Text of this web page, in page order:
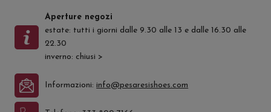
Aperture negozi
estate: tutti i giorni dalle 9.30 alle 13 e dalle 16.30 alle
22.30
inverno: chiusi >
Informazioni:info@pesaresishoes.com